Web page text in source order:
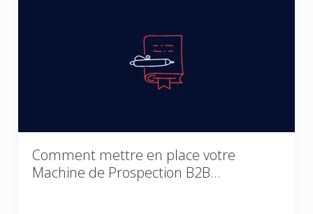
Comment mettre en place votre
Machine de Prospection B2B…